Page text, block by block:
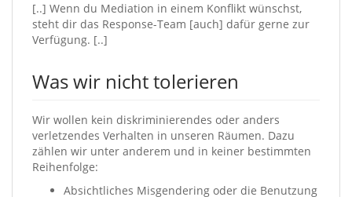
[..] Wenn du Mediation in einem Konflikt wünschst,
steht dir das Response-Team [auch] dafür gerne zur
Verfügung. [..]
Was wir nicht tolerieren
Wir wollen kein diskriminierendes oder anders
verletzendes Verhalten in unseren Räumen. Dazu
zählen wir unter anderem und in keiner bestimmten
Reihenfolge:
Absichtliches Misgendering oder die Benutzung